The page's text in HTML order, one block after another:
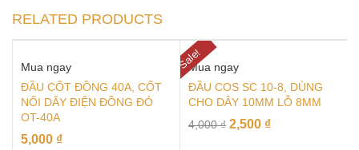
RELATED PRODUCTS
Mua ngay
ĐẦU CỐT ĐỒNG 40A, CỐT
NỐI DÂY ĐIỆN ĐỒNG ĐỎ
OT-40A
5,000 ₫
Sale!
Mua ngay
ĐẦU COS SC 10-8, DÙNG
CHO DÂY 10MM LỖ 8MM
4,000₫ 2,500 ₫